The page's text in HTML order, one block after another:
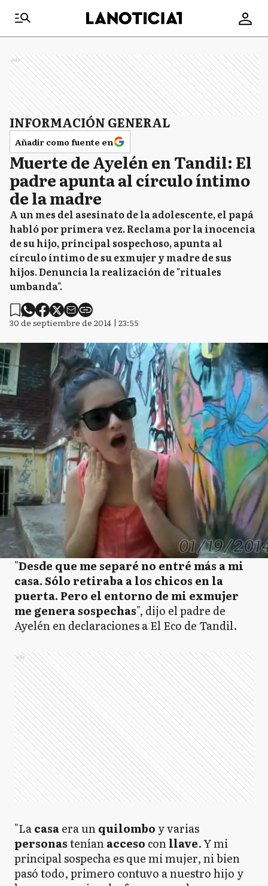
Ads
INFORMACIÓN GENERAL
Añadir como fuente en
Muerte de Ayelén en Tandil: El
padre apunta al círculo íntimo
de la madre
A un mes del asesinato de la adolescente, el papá
habló por primera vez. Reclama por la inocencia
de su hijo, principal sospechoso, apunta al
círculo íntimo de su exmujer y madre de sus
hijos. Denuncia la realización de "rituales
umbanda".
30 de septiembre de 2014 | 23:55
"Desde que me separé no entré más a mi
casa. Sólo retiraba a los chicos en la
puerta. Pero el entorno de mi exmujer
me genera sospechas", dijo el padre de
Ayelén en declaraciones a El Eco de Tandil.
Ads
"Lacasaera unquilombo y varias
personasteníanacceso conllave. Y mi
principal sospecha es que mi mujer, ni bien
pasó todo, primero contuvo a nuestro hijo y